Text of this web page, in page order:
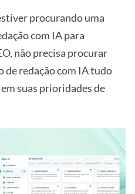
procurando uma
com IA para
não precisa procurar
de redação com IA tudo
suas prioridades de